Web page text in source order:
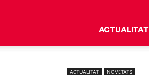
ACTUALITAT
ACTUALITAT NOVETATS